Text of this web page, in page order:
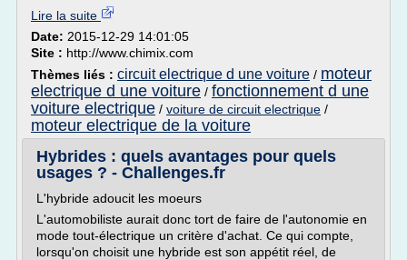
Lire la suite
Date: 2015-12-29 14:01:05
Site : http://www.chimix.com
Thèmes liés : circuit electrique d une voiture / moteur
electrique d une voiture / fonctionnement d une
voiture electrique / voiture de circuit electrique /
moteur electrique de la voiture
Hybrides : quels avantages pour quels
usages ? - Challenges.fr
L'hybride adoucit les moeurs
L'automobiliste aurait donc tort de faire de l'autonomie en
mode tout-électrique un critère d'achat. Ce qui compte,
lorsqu'on choisit une hybride est son appétit réel, de